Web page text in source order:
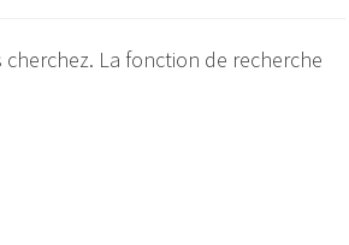
La fonction de recherche